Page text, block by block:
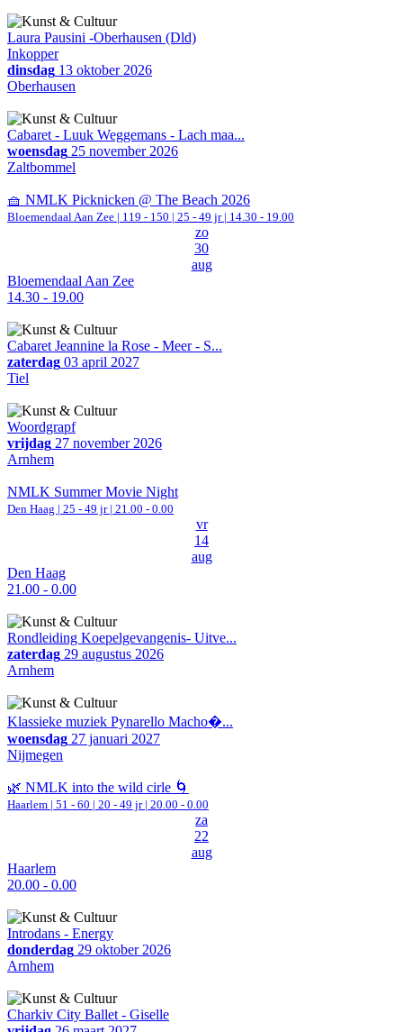
Laura Pausini -Oberhausen (Dld)
Inkopper
dinsdag 13 oktober 2026
Oberhausen
Cabaret - Luuk Weggemans - Lach maa...
woensdag 25 november 2026
Zaltbommel
🧺 NMLK Picknicken @ The Beach 2026
Bloemendaal Aan Zee | 119 - 150 | 25 - 49 jr | 14.30 - 19.00
zo
30
aug
Bloemendaal Aan Zee
14.30 - 19.00
Cabaret Jeannine la Rose - Meer - S...
zaterdag 03 april 2027
Tiel
Woordgrapf
vrijdag 27 november 2026
Arnhem
NMLK Summer Movie Night
Den Haag | 25 - 49 jr | 21.00 - 0.00
vr
14
aug
Den Haag
21.00 - 0.00
Rondleiding Koepelgevangenis- Uitve...
zaterdag 29 augustus 2026
Arnhem
Klassieke muziek Pynarello Macho�...
woensdag 27 januari 2027
Nijmegen
🌿 NMLK into the wild cirle 🌀
Haarlem | 51 - 60 | 20 - 49 jr | 20.00 - 0.00
za
22
aug
Haarlem
20.00 - 0.00
Introdans - Energy
donderdag 29 oktober 2026
Arnhem
Charkiv City Ballet - Giselle